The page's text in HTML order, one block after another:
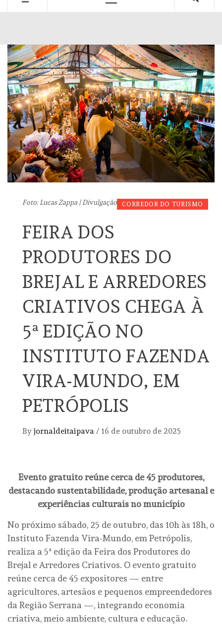
Foto: Lucas Zappa | Divulgação CORREDOR DO TURISMO
FEIRA DOS
PRODUTORES DO
BREJAL E ARREDORES
CRIATIVOS CHEGA À
5ª EDIÇÃO NO
INSTITUTO FAZENDA
VIRA-MUNDO, EM
PETRÓPOLIS
By jornaldeitaipava / 16 de outubro de 2025
Evento gratuito reúne cerca de 45 produtores,
destacando sustentabilidade, produção artesanal e
experiências culturais no município
No próximo sábado, 25 de outubro, das 10h às 18h, o
Instituto Fazenda Vira-Mundo, em Petrópolis,
realiza a 5ª edição da Feira dos Produtores do
Brejal e Arredores Criativos. O evento gratuito
reúne cerca de 45 expositores — entre
agricultores, artesãos e pequenos empreendedores
da Região Serrana —, integrando economia
criativa, meio ambiente, cultura e educação.